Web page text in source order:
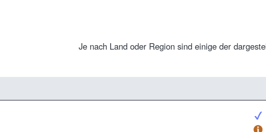
Je nach Land oder Region sind einige der